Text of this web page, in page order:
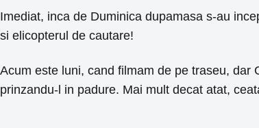
Imediat, inca de Duminica dupamasa s-au
si elicopterul de cautare!
Acum este luni, cand filmam de pe traseu, dar
prinzandu-l in padure. Mai mult decat atat,